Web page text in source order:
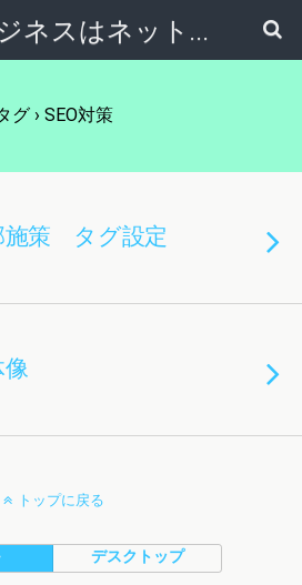
サイドビジネスはネットで稼ぐ～サラリーマンが副業から独立起業する方法～
グ › SEO対策
施策 タグ設定
トップに戻る
デスクトップ